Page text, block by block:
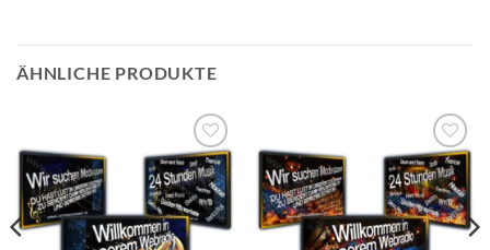
ÄHNLICHE PRODUKTE
Auf die
Wunschliste
setzen
Auf die
Wunschliste
setzen